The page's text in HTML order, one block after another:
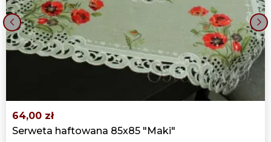
64,00 zł
Serweta haftowana 85x85 "Maki"
‹ ›